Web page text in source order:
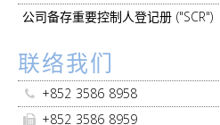
公司备存重要控制人登记册 ("SCR")
联络我们
+852 3586 8958
+852 3586 8959